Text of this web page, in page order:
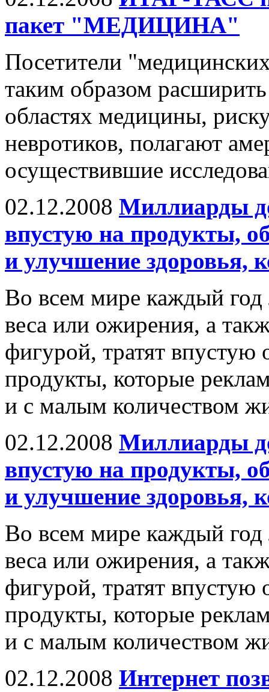
пакет "МЕДИЦИНА"
Посетители
таким образом
областях медицины,
невротиков, полагают
осуществившие
02.12.2008 Миллиарды
впустую на продукты,
и улучшение здоровья,
Во всем мире каждый
веса или ожирения, а
фигурой, тратят
продукты, которые
и с малым количеством
02.12.2008 Миллиарды
впустую на продукты,
и улучшение здоровья,
Во всем мире каждый
веса или ожирения, а
фигурой, тратят
продукты, которые
и с малым количеством
02.12.2008 Интернет